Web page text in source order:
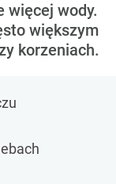
więcej wody.
większym
korzeniach.